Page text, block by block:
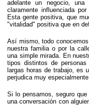
adelante un negocio,
claramente influenciada
Esta gente positiva, que
"vitalidad" positiva que en
Así mismo, todo
nuestra familia o por la
una simple mirada. En
tipos distintos de
largas horas de trabajo, es
perjudica muy
Si lo pensamos, seguro
una conversación con